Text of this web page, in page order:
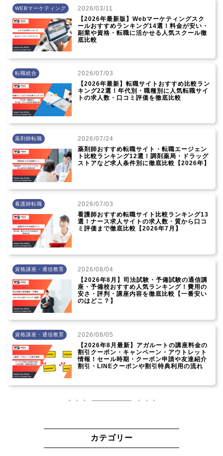
WEBマーケティング
2026/03/11
【2026年最新版】Webマーケティングスク
ールおすすめランキング14選！料金が安い・
副業や資格・転職に活かせる人気スクール徹
底比較
転職総合
2026/07/03
【2026年最新】転職サイトおすすめ比較ラン
キング22選！年代別・職種別に人気転職サイ
トの求人数・口コミ評価を徹底比較
薬剤師転職
2026/07/24
薬剤師おすすめ転職サイト・転職エージェン
ト比較ランキング12選！調剤薬局・ドラッグ
ストアなど求人条件別に徹底比較【2026年】
看護師転職
2026/07/03
看護師おすすめ転職サイト比較ランキング13
選！ナース求人サイトの求人数・質から口コ
ミ評価まで徹底比較【2026年7月】
資格講座・通信教育
2026/08/04
【2026年8月】司法試験・予備試験の通信講
座・予備校おすすめ人気ランキング！費用の
安さ・評判・講座内容を徹底比較【一番安い
のはどこ？】
資格講座・通信教育
2026/08/05
【2026年8月最新】アガルートの講座料金の
割引クーポン・キャンペーン・アウトレット
情報！セール時期・クーポン申請や友達紹介
割引・LINEクーポンや割引特典利用の流れ
カテゴリー